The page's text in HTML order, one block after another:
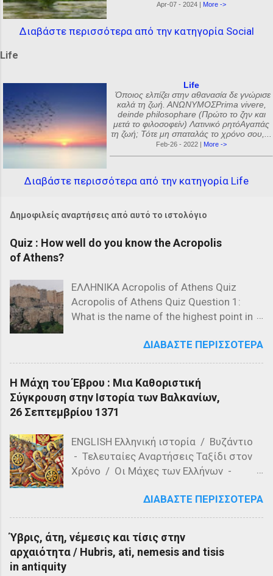
Apr-07 - 2024 | More ->
Διαβάστε περισσότερα από την κατηγορία Social
Life
Life
Όποιος ελπίζει στην αθανασία δε γνώρισε
καλά τη ζωή. ΑΝΩΝΥΜΟΣPrima vivere,
deinde philosophare (Πρώτο το ζην και
μετά το φιλοσοφείν) Λατινικό ρητόΑγαπάς
τη ζωή; Τότε μη σπαταλάς το χρόνο σου,...
Feb-26 - 2022 | More ->
Διαβάστε περισσότερα από την κατηγορία Life
Δημοφιλείς αναρτήσεις από αυτό το ιστολόγιο
Quiz : How well do you know the Acropolis
of Athens?
ΕΛΛΗΝΙΚΑ Acropolis of Athens Quiz
Acropolis of Athens Quiz Question 1:
What is the name of the highest point in
Propylaea c) The Acropolis Hill Question
2: Which of the following is NOT a
structure on the Acropolis? a) The
Parthenon b) The Propylaea c) The
Colosseum Question 3: Who designed
the Parthenon? a) Ictinus and Callicrates
b) Phidias and Ictinus c) Pericles and
Phidias Question 4: What is the primary
material used in the construction of the
Parthenon? a) Marble b) Granite c)
Limestone Question 5: Which of the
architecture? a) Romanesque style b)
Doric columns c) Gothic arches Question
6: Who was the ruler of Athens during the
ΔΙΑΒΆΣΤΕ ΠΕΡΙΣΣΌΤΕΡΑ
Η Μάχη του Έβρου : Μια Καθοριστική
Σύγκρουση στην Ιστορία των Βαλκανίων,
26 Σεπτεμβρίου 1371
ENGLISH Ελληνική ιστορία / Βυζάντιο
- Τελευταίες Αναρτήσεις Ταξίδι στον
Χρόνο / Οι Μάχες των Ελλήνων -
Έβρου, γνωστή και ως Μάχη του
Ορμενίου ή Μάχη του Μαρίτσα, έλαβε
χώρα στις 26 Σεπτεμβρίου 1371 στις
όχθες του ποταμού Έβρου, κοντά στο
χωριό Ορμένιο της σημερινής Ελλάδας.
ΔΙΑΒΆΣΤΕ ΠΕΡΙΣΣΌΤΕΡΑ
Ύβρις, άτη, νέμεσις και τίσις στην
αρχαιότητα / Hubris, ati, nemesis and tisis
in antiquity